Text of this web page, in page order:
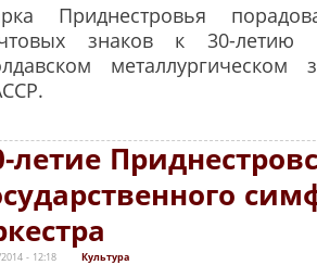
Приднестровья
знаков к 30-летию
летие
- 12:18 Культура